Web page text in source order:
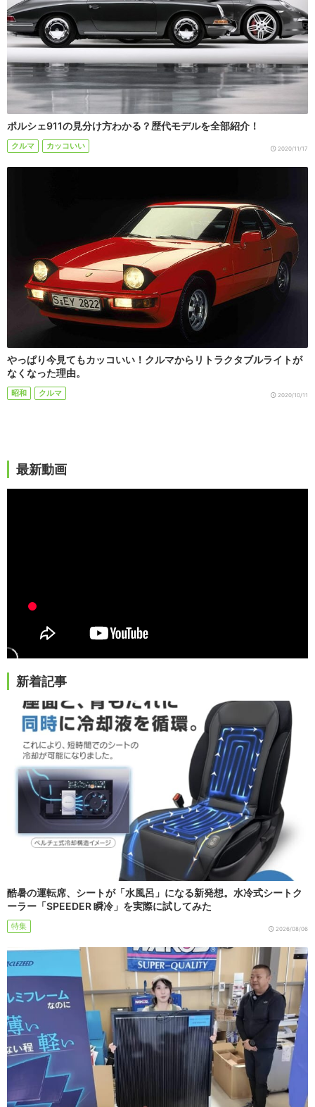
ポルシェ911の見分け方わかる？歴代モデルを全部紹介！
クルマ カッコいい 2020/11/17
やっぱり今見てもカッコいい！クルマからリトラクタブルライトが
なくなった理由。
昭和 クルマ 2020/10/11
最新動画
新着記事
酷暑の運転席、シートが「水風呂」になる新発想。水冷式シートク
ーラー「SPEEDER 瞬冷」を実際に試してみた
特集 2026/08/06